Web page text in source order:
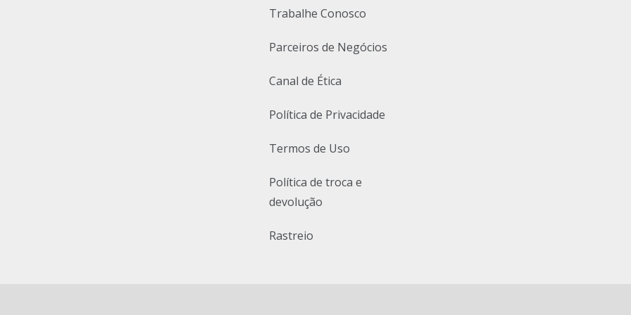
Trabalhe Conosco
Parceiros de Negócios
Canal de Ética
Política de Privacidade
Termos de Uso
Política de troca e
devolução
Rastreio